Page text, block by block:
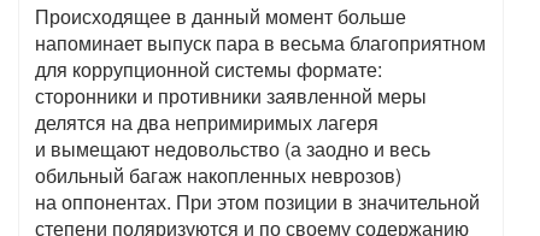
Происходящее в данный момент больше
напоминает выпуск пара в весьма благоприятном
для коррупционной системы формате:
сторонники и противники заявленной меры
делятся на два непримиримых лагеря
и вымещают недовольство (а заодно и весь
обильный багаж накопленных неврозов)
на оппонентах. При этом позиции в значительной
степени поляризуются и по своему содержанию